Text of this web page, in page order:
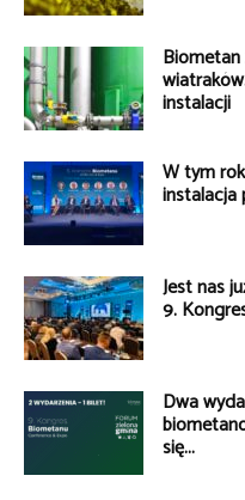
instalacji
W tym
instalacja
Jest nas
9.
Dwa
się...